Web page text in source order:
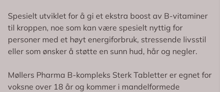
Spesielt utviklet for å gi et ekstra boost av B-vitaminer
til kroppen, noe som kan være spesielt nyttig for
personer med et høyt energiforbruk, stressende livsstil
eller som ønsker å støtte en sunn hud, hår og negler.
Møllers Pharma B-kompleks Sterk Tabletter er egnet for
voksne over 18 år og kommer i mandelformede